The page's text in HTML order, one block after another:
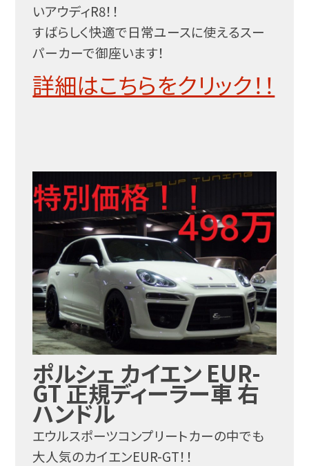
いアウディR8！！
すばらしく快適で日常ユースに使えるスー
パーカーで御座います！
詳細はこちらをクリック！！
ポルシェ カイエン EUR-
GT 正規ディーラー車 右
ハンドル
エウルスポーツコンプリートカーの中でも
大人気のカイエンEUR-GT！！